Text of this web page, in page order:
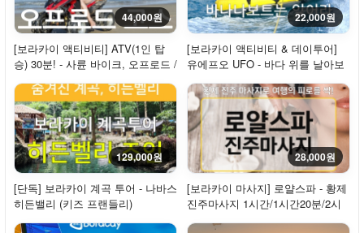
44,000원
[보라카이 액티비티] ATV(1인 탑
승) 30분! - 사륜 바이크, 오프로드 /
뉴코스...
22,000원
[보라카이 액티비티 & 데이투어]
유에프오 UFO - 바다 위를 날아보
자!
129,000원
[단독] 보라카이 계곡 투어 - 나바스
히든밸리 (키즈 프랜들리)
28,000원
[보라카이 마사지] 로얄스파 - 황제
진주마사지 1시간/1시간20분/2시
간